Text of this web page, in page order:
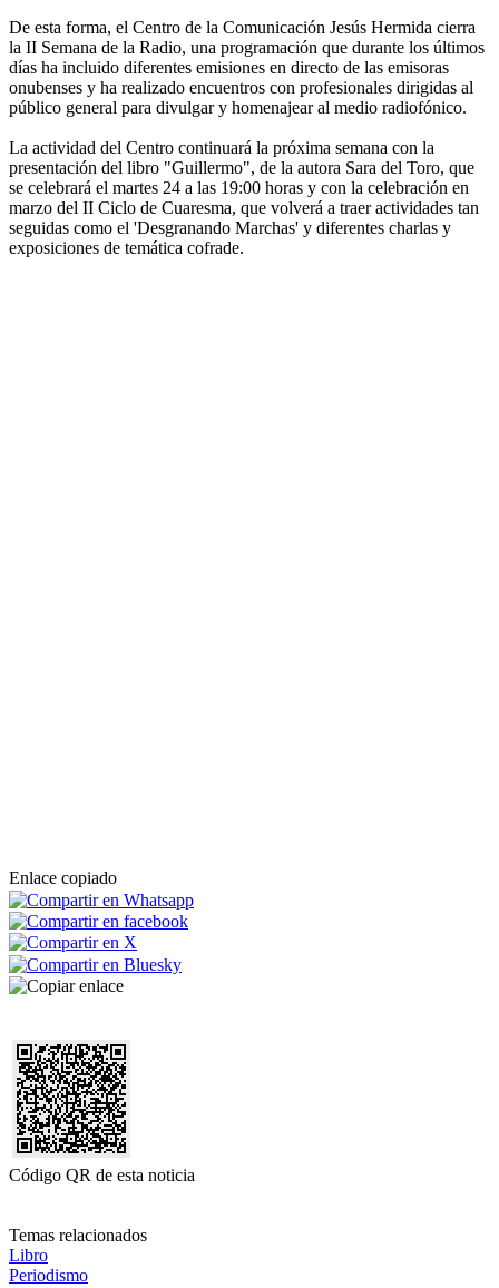
De esta forma, el Centro de la Comunicación Jesús Hermida cierra
la II Semana de la Radio, una programación que durante los últimos
días ha incluido diferentes emisiones en directo de las emisoras
onubenses y ha realizado encuentros con profesionales dirigidas al
público general para divulgar y homenajear al medio radiofónico.
La actividad del Centro continuará la próxima semana con la
presentación del libro "Guillermo", de la autora Sara del Toro, que
se celebrará el martes 24 a las 19:00 horas y con la celebración en
marzo del II Ciclo de Cuaresma, que volverá a traer actividades tan
seguidas como el 'Desgranando Marchas' y diferentes charlas y
exposiciones de temática cofrade.
Enlace copiado
Código QR de esta noticia
Temas relacionados
Libro
Periodismo